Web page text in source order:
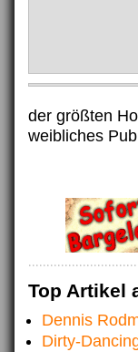
der größten
weibliches
Top Artikel
Dennis
Dirty-